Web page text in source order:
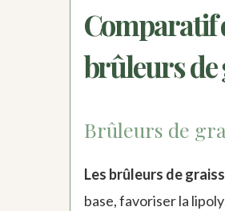
Comparatif
brûleurs de
Brûleurs de
Les brûleurs de
base, favoriser la